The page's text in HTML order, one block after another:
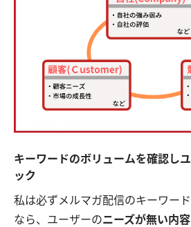
キーワードのボリュームを確認し
ック
私は必ずメルマガ配信のキーワー
なら、ユーザーのニーズが無い内